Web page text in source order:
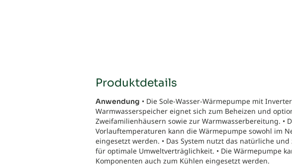
Produktdetails
Anwendung • Die Sole-Wasser-Wärmepumpe mit
Warmwasserspeicher eignet sich zum Beheizen und
Zweifamilienhäusern sowie zur Warmwasserbereitung. •
Vorlauftemperaturen kann die Wärmepumpe sowohl im
eingesetzt werden. • Das System nutzt das natürliche
für optimale Umweltverträglichkeit. • Die Wärmepumpe
Komponenten auch zum Kühlen eingesetzt werden.